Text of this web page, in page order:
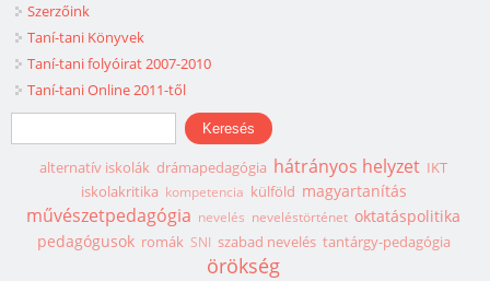
Szerzőink
Taní-tani Könyvek
Taní-tani folyóirat 2007-2010
Taní-tani Online 2011-től
Keresés űrlap
Keresés
alternatív iskolák drámapedagógia hátrányos helyzet IKT
iskolakritika kompetencia külföld magyartanítás
művészetpedagógia nevelés neveléstörténet oktatáspolitika
pedagógusok romák SNI szabad nevelés tantárgy-pedagógia
örökség